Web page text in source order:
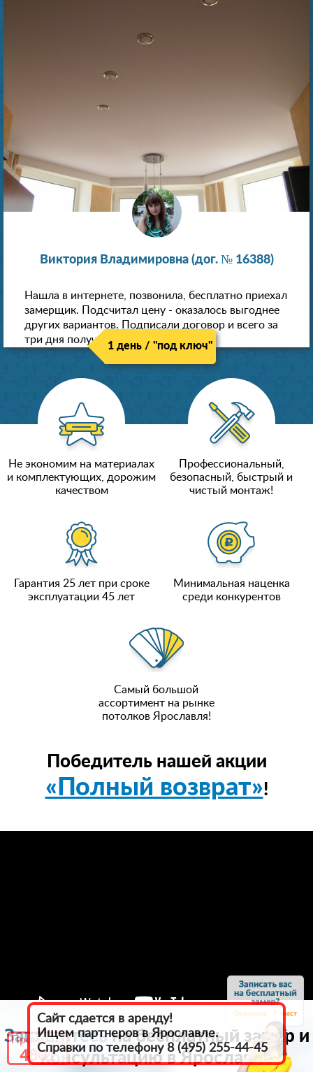
7
Промокод
4801
Виктория Владимировна (дог. № 16388)
Нашла в интернете, позвонила, бесплатно приехал
замерщик. Подсчитал цену - оказалось выгоднее
других вариантов. Подписали договор и всего за
три дня получили новые потолки!
1 день / "под ключ"
Не экономим на материалах
и комплектующих, дорожим
качеством
Профессиональный,
безопасный, быстрый и
чистый монтаж!
Гарантия 25 лет при сроке
эксплуатации 45 лет
Минимальная наценка
среди конкурентов
Самый большой
ассортимент на рынке
потолков Ярославля!
Победитель нашей акции
«Полный возврат»!
Запишитесьна бесплатный замер и
консультацию в Ярославле
Сайт сдается в аренду!
Ищем партнеров в Ярославле.
Справки по телефону 8 (495) 255-44-45